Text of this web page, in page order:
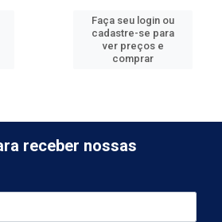
Faça seu login ou
cadastre-se para
ver preços e
comprar
receber nossas